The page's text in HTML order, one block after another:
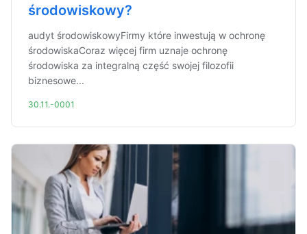
środowiskowy?
audyt środowiskowyFirmy które inwestują w ochronę
środowiskaCoraz więcej firm uznaje ochronę
środowiska za integralną część swojej filozofii
biznesowe...
30.11.-0001